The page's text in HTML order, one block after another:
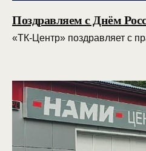
Поздравляем с Днём
«ТК-Центр» поздравляет с
Разработано в студии